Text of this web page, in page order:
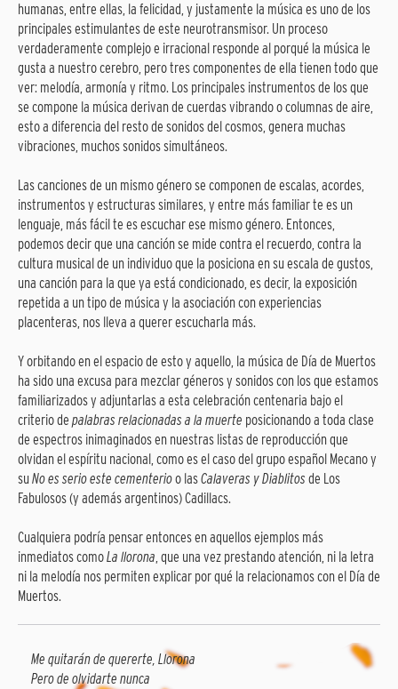
humanas, entre ellas, la felicidad, y justamente la música es uno de los
principales estimulantes de este neurotransmisor. Un proceso
verdaderamente complejo e irracional responde al porqué la música le
gusta a nuestro cerebro, pero tres componentes de ella tienen todo que
ver: melodía, armonía y ritmo. Los principales instrumentos de los que
se compone la música derivan de cuerdas vibrando o columnas de aire,
esto a diferencia del resto de sonidos del cosmos, genera muchas
vibraciones, muchos sonidos simultáneos.
Las canciones de un mismo género se componen de escalas, acordes,
instrumentos y estructuras similares, y entre más familiar te es un
lenguaje, más fácil te es escuchar ese mismo género. Entonces,
podemos decir que una canción se mide contra el recuerdo, contra la
cultura musical de un individuo que la posiciona en su escala de gustos,
una canción para la que ya está condicionado, es decir, la exposición
repetida a un tipo de música y la asociación con experiencias
placenteras, nos lleva a querer escucharla más.
Y orbitando en el espacio de esto y aquello, la música de Día de Muertos
ha sido una excusa para mezclar géneros y sonidos con los que estamos
familiarizados y adjuntarlas a esta celebración centenaria bajo el
criterio de palabras relacionadas a la muerte posicionando a toda clase
de espectros inimaginados en nuestras listas de reproducción que
olvidan el espíritu nacional, como es el caso del grupo español Mecano y
su No es serio este cementerioo lasCalaveras y Diablitos de Los
Fabulosos (y además argentinos) Cadillacs.
Cualquiera podría pensar entonces en aquellos ejemplos más
inmediatos comoLa llorona, que una vez prestando atención, ni la letra
ni la melodía nos permiten explicar por qué la relacionamos con el Día de
Muertos.
Me quitarán de quererte, Llorona
Pero de olvidarte nunca